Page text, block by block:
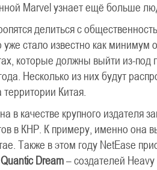
Marvel узнает ещё больше
делиться с
стало известно как минимум
которые должны выйти из-под
Несколько из них будут
Китая.
в качестве крупного издателя
в КНР. К примеру, именно она
Также в этом году NetEase
Quantic Dream– создателей